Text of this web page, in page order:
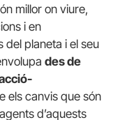
millor on viure,
i en
del planeta i el seu
des de
els canvis que són
d’aquests